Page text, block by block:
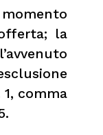
la
comma